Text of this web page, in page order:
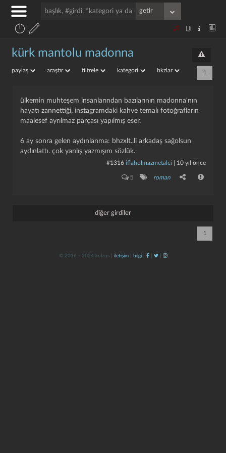
kürk mantolu madonna
paylaş araştır filtrele kategori bkzlar 1
ülkemin muhteşem insanlarından bazılarının madonna'nın
hayatı zannettiği, instagramdaki kahve temalı fotoğrafların
maalesef ayrılmaz parçası yapılmış eser.
6 ay sonra gelen aydınlanma: bhzxlt..li arkadaş sağolsun
aydınlattı. çok yanlış yazmışım sözlük.
#1316 iflaholmazmetalci 10 yıl önce
5 roman
diğer girdiler
1
© 2016 - 2024 kulzos | iletişim| bilgi| | |